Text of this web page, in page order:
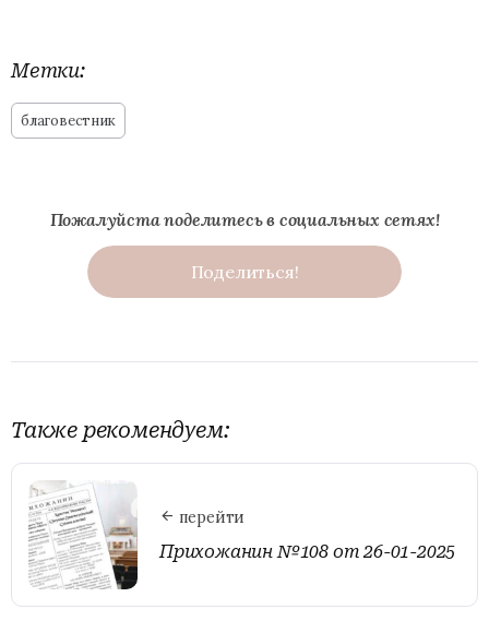
Метки:
благовестник
Пожалуйста поделитесь в социальных сетях!
Поделиться!
Также рекомендуем:
перейти
Прихожанин №108 от 26-01-2025